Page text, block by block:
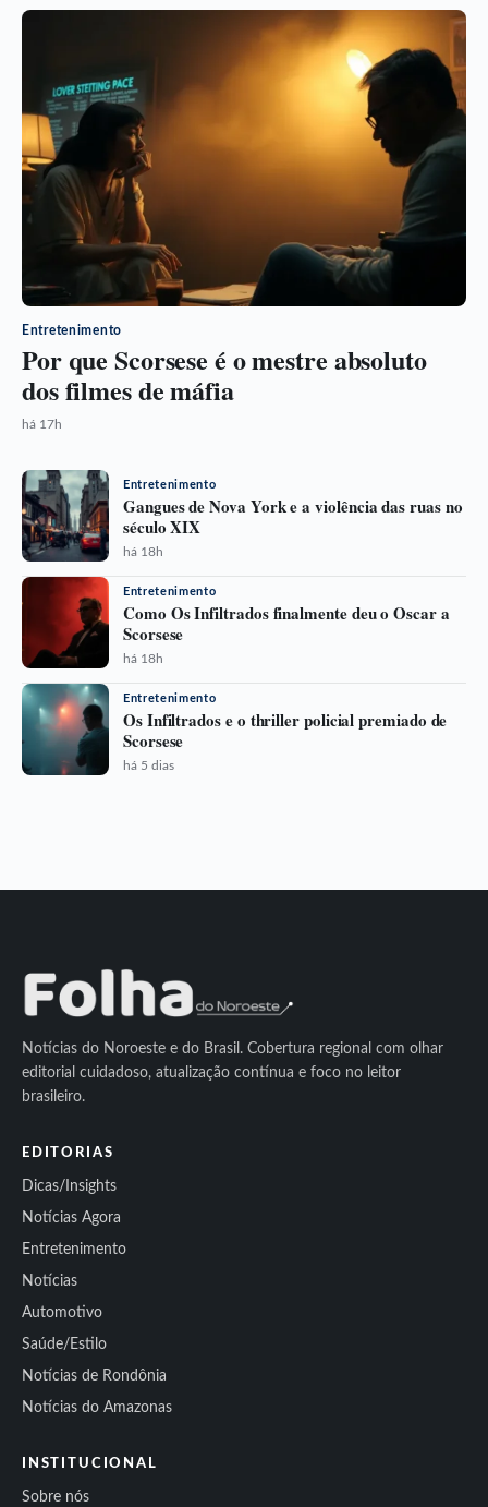
Entretenimento
Por que Scorsese é o mestre absoluto
dos filmes de máfia
há 17h
Entretenimento
Gangues de Nova York e a violência das ruas no
século XIX
há 18h
Entretenimento
Como Os Infiltrados finalmente deu o Oscar a
Scorsese
há 18h
Entretenimento
Os Infiltrados e o thriller policial premiado de
Scorsese
há 5 dias
Notícias do Noroeste e do Brasil. Cobertura regional com olhar
editorial cuidadoso, atualização contínua e foco no leitor
brasileiro.
EDITORIAS
Dicas/Insights
Notícias Agora
Entretenimento
Notícias
Automotivo
Saúde/Estilo
Notícias de Rondônia
Notícias do Amazonas
INSTITUCIONAL
Sobre nós